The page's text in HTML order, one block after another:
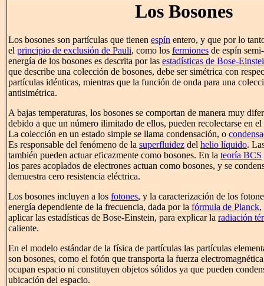
Los Bosones
Los bosones son partículas que tienen espín entero, y que por lo
el principio de exclusión de Pauli, como los fermiones de espín
energía de los bosones es descrita por las estadísticas de Bose-
que describe una colección de bosones, debe ser simétrica con
partículas idénticas, mientras que la función de onda para una
antisimétrica.
A bajas temperaturas, los bosones se comportan de manera muy
debido a que un número ilimitado de ellos, pueden recolectarse en
La colección en un estado simple se llama condensación, o
Es responsable del fenómeno de la superfluidez del helio líquido.
también pueden actuar eficazmente como bosones. En la teoría BCS
los pares acoplados de electrones actuan como bosones, y se
demuestra cero resistencia eléctrica.
Los bosones incluyen a los fotones, y la caracterización de los
energía dependiente de la frecuencia, dada por la fórmula de Planck,
aplicar las estadísticas de Bose-Einstein, para explicar la radiación
caliente.
En el modelo estándar de la física de partículas las partículas
son bosones, como el fotón que transporta la fuerza
ocupan espacio ni constituyen objetos sólidos ya que pueden
ubicación del espacio.